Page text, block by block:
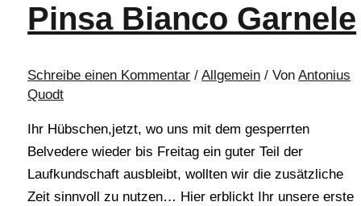
Pinsa Bianco Garnele
Schreibe einen Kommentar /Allgemein / VonAntonius
Quodt
Ihr Hübschen,jetzt, wo uns mit dem gesperrten
Belvedere wieder bis Freitag ein guter Teil der
Laufkundschaft ausbleibt, wollten wir die zusätzliche
Zeit sinnvoll zu nutzen… Hier erblickt Ihr unsere erste